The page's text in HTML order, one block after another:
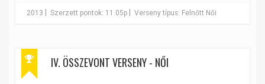
2013 Szerzett pontok: 11.05p Verseny típus: Felnőtt Női
IV. ÖSSZEVONT VERSENY - NŐI